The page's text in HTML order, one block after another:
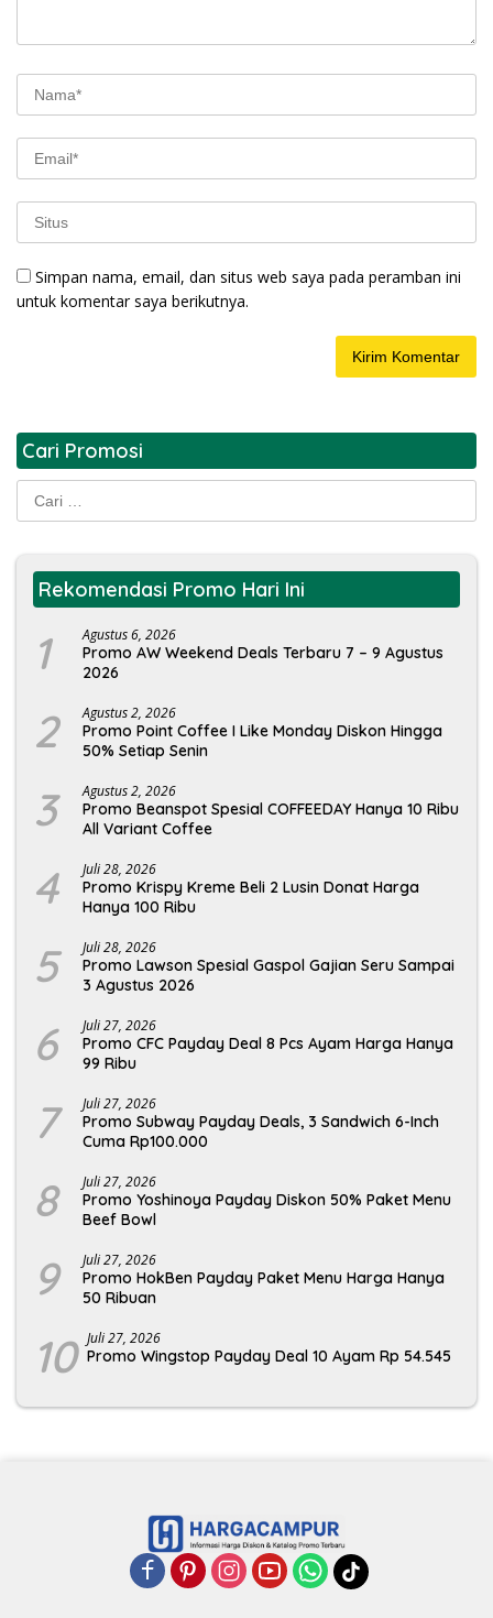
Simpan nama, email, dan situs web saya pada peramban ini
untuk komentar saya berikutnya.
Cari Promosi
Cari
untuk:
Rekomendasi Promo Hari Ini
1 Agustus 6, 2026
Promo AW Weekend Deals Terbaru 7 – 9 Agustus
2026
2 Agustus 2, 2026
Promo Point Coffee I Like Monday Diskon Hingga
50% Setiap Senin
3 Agustus 2, 2026
Promo Beanspot Spesial COFFEEDAY Hanya 10 Ribu
All Variant Coffee
4 Juli 28, 2026
Promo Krispy Kreme Beli 2 Lusin Donat Harga
Hanya 100 Ribu
5 Juli 28, 2026
Promo Lawson Spesial Gaspol Gajian Seru Sampai
3 Agustus 2026
6 Juli 27, 2026
Promo CFC Payday Deal 8 Pcs Ayam Harga Hanya
99 Ribu
7 Juli 27, 2026
Promo Subway Payday Deals, 3 Sandwich 6-Inch
Cuma Rp100.000
8 Juli 27, 2026
Promo Yoshinoya Payday Diskon 50% Paket Menu
Beef Bowl
9 Juli 27, 2026
Promo HokBen Payday Paket Menu Harga Hanya
50 Ribuan
10 Juli 27, 2026
Promo Wingstop Payday Deal 10 Ayam Rp 54.545